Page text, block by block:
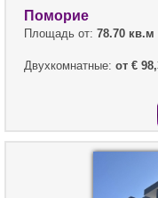
Поморие
Площадь от: 78.70 кв.м
Двухкомнатные: от €